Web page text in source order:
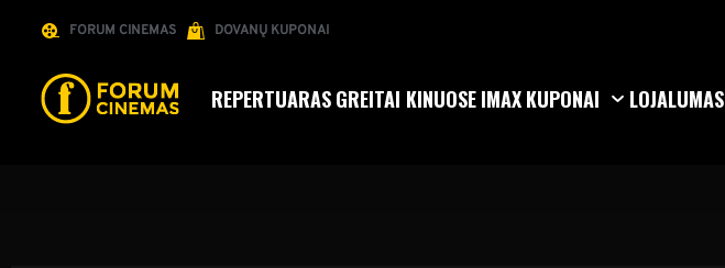
FORUM CINEMAS DOVANŲ KUPONAI
REPERTUARASGREITAI KINUOSEIMAXKUPONAI LOJALUMAS